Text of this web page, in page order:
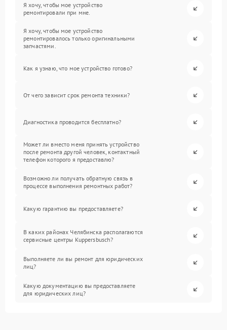
Я хочу, чтобы мое устройство
ремонтировали при мне.
Я хочу, чтобы мое устройство
ремонтировалось только оригинальными
запчастями.
Как я узнаю, что мое устройство готово?
От чего зависит срок ремонта техники?
Диагностика проводится бесплатно?
Может ли вместо меня принять устройство
после ремонта другой человек, контактный
телефон которого я предоставлю?
Возможно ли получать обратную связь в
процессе выполнения ремонтных работ?
Какую гарантию вы предоставляете?
В каких районах Челябинска располагаются
сервисные центры Kuppersbusch?
Выполняете ли вы ремонт для юридических
лиц?
Какую документацию вы предоставляете
для юридических лиц?